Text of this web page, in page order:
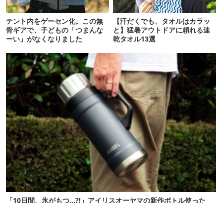
テント内をゲーセン化。この無
骨ギアで、子どもの「つまんな
ーい」がなくなりました
【汗だくでも、タオルはカラッ
と】猛暑アウトドアに頼れる速
乾タオル13選
「10日間、氷がもつ…?!」アイリスオーヤマの新作ボトル使った